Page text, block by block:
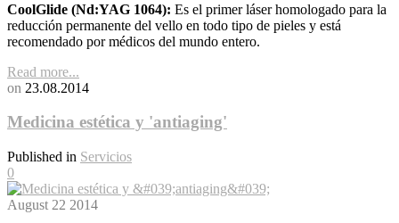
CoolGlide (Nd:YAG 1064): Es el primer láser homologado para la
reducción permanente del vello en todo tipo de pieles y está
recomendado por médicos del mundo entero.
Read more...
on 23.08.2014
Medicina estética y 'antiaging'
Published in Servicios
0
August 22 2014